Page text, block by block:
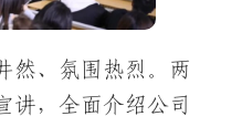
然、氛围热烈。两
讲，全面介绍公司